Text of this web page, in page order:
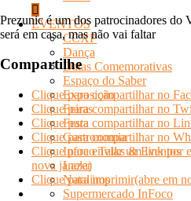
EVENTOS
CCXP
Dança
Datas Comemorativas
Espaço do Saber
Exposição
Feiras
Festa
Gastronomia
Infoco Talks & Eventos
Lazer
Natalinos
Supermercado InFoco
Prezunic é um dos patrocinadores do
será em casa, mas não vai faltar
Compartilhe
Clique para compartilhar no
Clique para compartilhar no
Clique para compartilhar no
Clique para compartilhar no
Clique para enviar um link por
nova janela)
Clique para imprimir(abre em